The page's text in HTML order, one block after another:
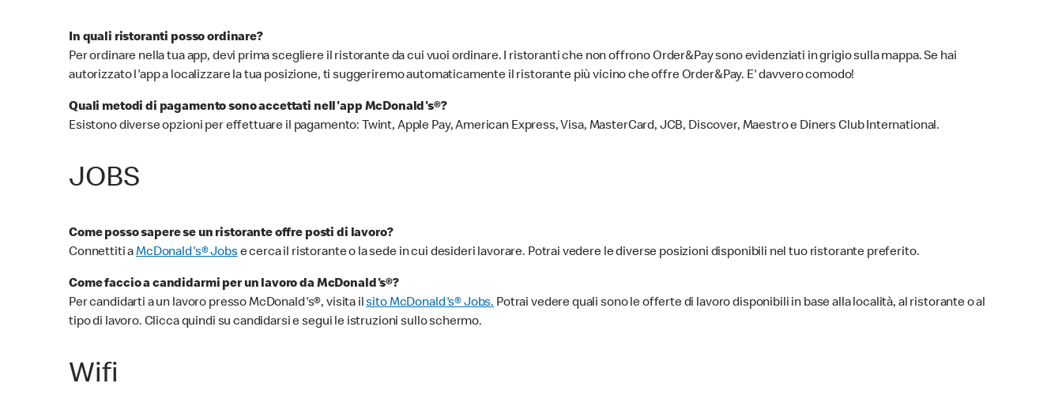
In quali ristoranti posso ordinare?
Per ordinare nella tua app, devi prima scegliere il ristorante da cui vuoi ordinare. I ristoranti che non offrono Order&Pay sono evidenziati in grigio sulla mappa. Se hai
autorizzato l'app a localizzare la tua posizione, ti suggeriremo automaticamente il ristorante più vicino che offre Order&Pay. E' davvero comodo!
Quali metodi di pagamento sono accettati nell'app McDonald's®?
Esistono diverse opzioni per effettuare il pagamento: Twint, Apple Pay, American Express, Visa, MasterCard, JCB, Discover, Maestro e Diners Club International.
JOBS
Come posso sapere se un ristorante offre posti di lavoro?
Connettiti aMcDonald's® Jobse cerca il ristorante o la sede in cui desideri lavorare. Potrai vedere le diverse posizioni disponibili nel tuo ristorante preferito.
Come faccio a candidarmi per un lavoro da McDonald's®?
Per candidarti a un lavoro presso McDonald's®, visita ilsito McDonald's® Jobs.Potrai vedere quali sono le offerte di lavoro disponibili in base alla località, al ristorante o al
tipo di lavoro. Clicca quindi su candidarsi e segui le istruzioni sullo schermo.
Wifi